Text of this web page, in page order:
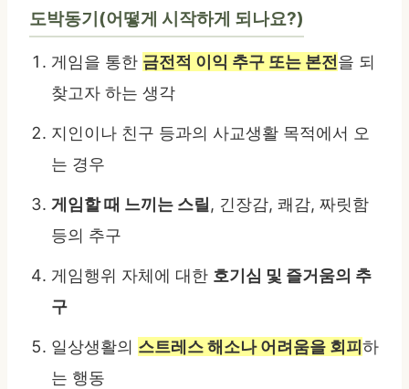
도박동기(어떻게 시작하게 되나요?)
게임을 통한 금전적 이익 추구 또는 본전 을 되
찾고자 하는 생각
지인이나 친구 등과의 사교생활 목적에서 오
는 경우
게임할 때 느끼는 스릴 , 긴장감, 쾌감, 짜릿함
등의 추구
게임행위 자체에 대한 호기심 및 즐거움의 추
구
일상생활의 스트레스 해소나 어려움을 회피 하
는 행동